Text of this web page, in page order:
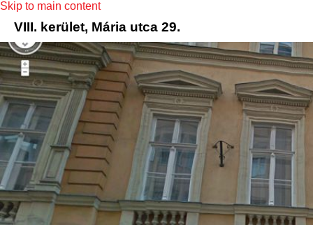
Skip to main content
VIII. kerület, Mária utca 29.